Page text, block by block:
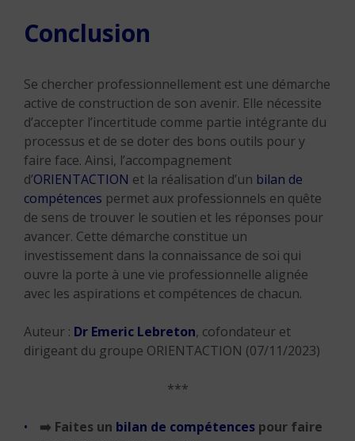
Conclusion
Se chercher professionnellement est une démarche
active de construction de son avenir. Elle nécessite
d’accepter l’incertitude comme partie intégrante du
processus et de se doter des bons outils pour y
faire face. Ainsi, l’accompagnement
d’ORIENTACTION et la réalisation d’un bilan de
compétences permet aux professionnels en quête
de sens de trouver le soutien et les réponses pour
avancer. Cette démarche constitue un
investissement dans la connaissance de soi qui
ouvre la porte à une vie professionnelle alignée
avec les aspirations et compétences de chacun.
Auteur : Dr Emeric Lebreton, cofondateur et
dirigeant du groupe ORIENTACTION (07/11/2023)
***
➡️ Faites un bilan de compétences pour faire